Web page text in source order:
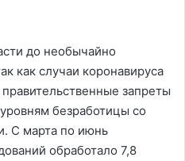
до необычайно
как случаи коронавируса
запреты
безработицы со
С марта по июнь
обработало 7,8